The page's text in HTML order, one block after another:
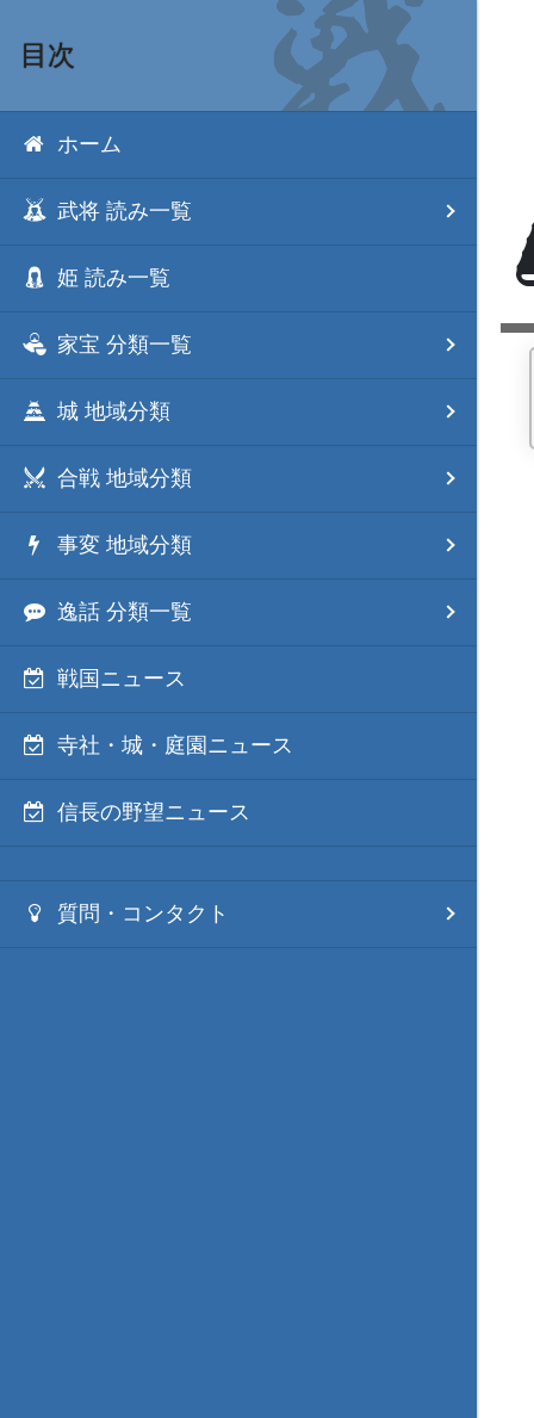
目次
ホーム
武将 読み一覧
姫 読み一覧
家宝 分類一覧
城 地域分類
合戦 地域分類
事変 地域分類
逸話 分類一覧
戦国ニュース
寺社・城・庭園ニュース
信長の野望ニュース
質問・コンタクト